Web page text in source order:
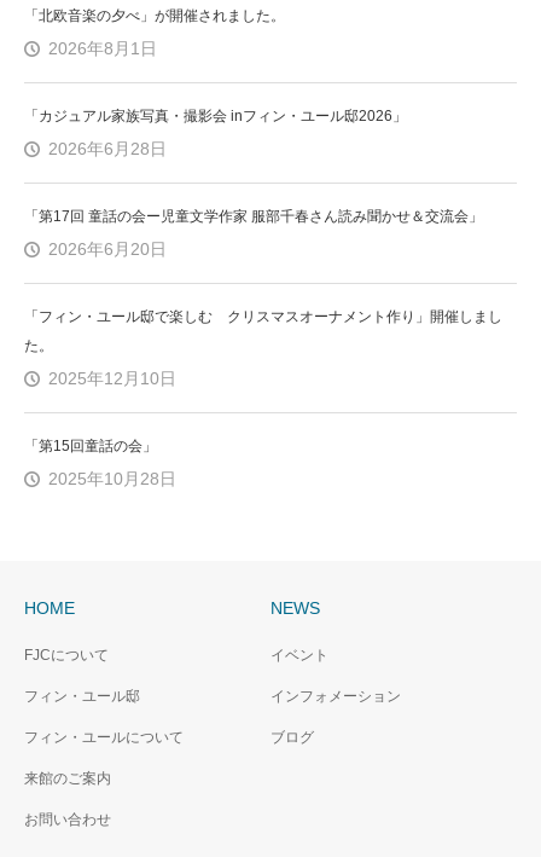
「北欧音楽の夕べ」が開催されました。
2026年8月1日
「カジュアル家族写真・撮影会 inフィン・ユール邸2026」
2026年6月28日
「第17回 童話の会ー児童文学作家 服部千春さん読み聞かせ＆交流会」
2026年6月20日
「フィン・ユール邸で楽しむ クリスマスオーナメント作り」開催しまし
た。
2025年12月10日
「第15回童話の会」
2025年10月28日
HOME
FJCについて
フィン・ユール邸
フィン・ユールについて
来館のご案内
お問い合わせ
NEWS
イベント
インフォメーション
ブログ